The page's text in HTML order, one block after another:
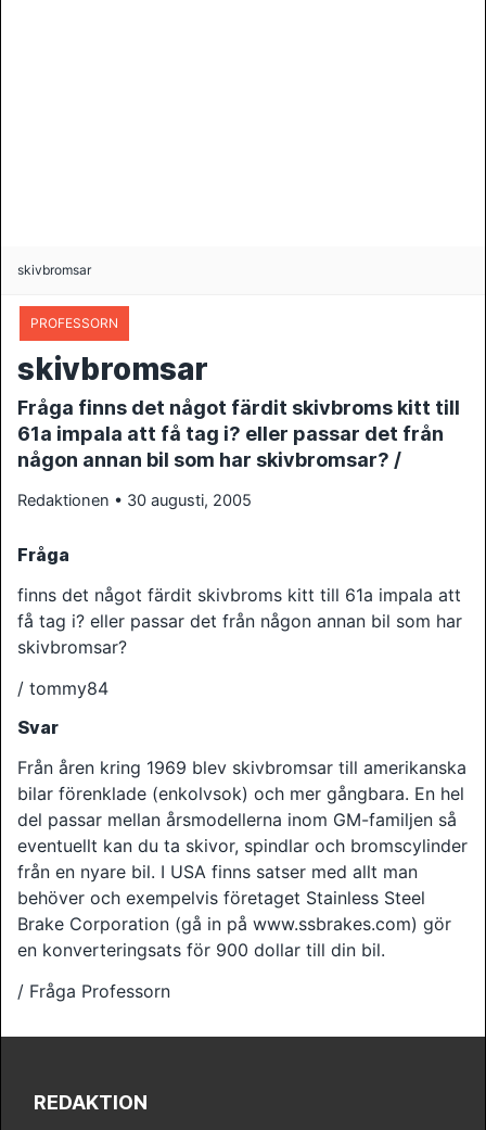
skivbromsar
PROFESSORN
skivbromsar
Fråga finns det något färdit skivbroms kitt till
61a impala att få tag i? eller passar det från
någon annan bil som har skivbromsar? /
Redaktionen • 30 augusti, 2005
Fråga
finns det något färdit skivbroms kitt till 61a impala att
få tag i? eller passar det från någon annan bil som har
skivbromsar?
/ tommy84
Svar
Från åren kring 1969 blev skivbromsar till amerikanska
bilar förenklade (enkolvsok) och mer gångbara. En hel
del passar mellan årsmodellerna inom GM-familjen så
eventuellt kan du ta skivor, spindlar och bromscylinder
från en nyare bil. I USA finns satser med allt man
behöver och exempelvis företaget Stainless Steel
Brake Corporation (gå in på www.ssbrakes.com) gör
en konverteringsats för 900 dollar till din bil.
/ Fråga Professorn
REDAKTION